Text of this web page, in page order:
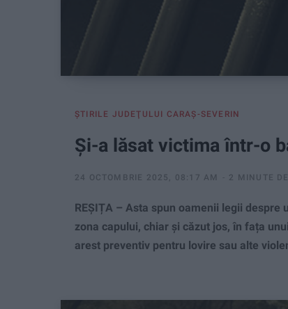
ŞTIRILE JUDEŢULUI CARAŞ-SEVERIN
Și-a lăsat victima într-o
24 OCTOMBRIE 2025, 08:17 AM 2 MINUTE
REȘIȚA – Asta spun oamenii legii
zona capului, chiar și căzut jos, în fața
arest preventiv pentru lovire sau alte